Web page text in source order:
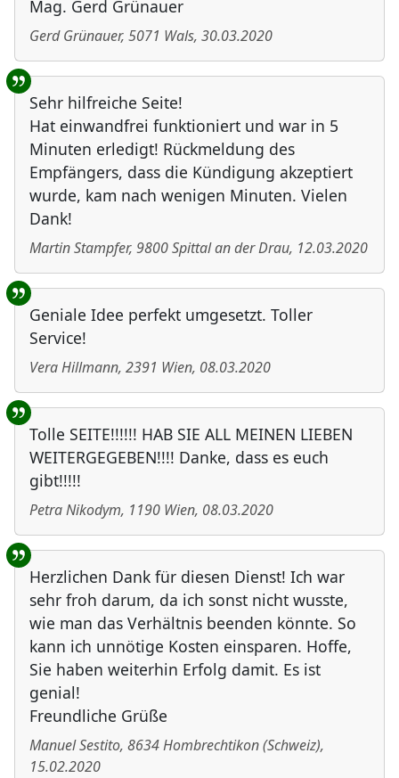
Mag. Gerd Grünauer
Gerd Grünauer, 5071 Wals, 30.03.2020
Sehr hilfreiche Seite!
Hat einwandfrei funktioniert und war in 5
Minuten erledigt! Rückmeldung des
Empfängers, dass die Kündigung akzeptiert
wurde, kam nach wenigen Minuten. Vielen
Dank!
Martin Stampfer, 9800Spittal an der Drau, 12.03.2020
Geniale Idee perfekt umgesetzt. Toller
Service!
Vera Hillmann, 2391 Wien, 08.03.2020
Tolle SEITE!!!!!! HAB SIE ALL MEINEN LIEBEN
WEITERGEGEBEN!!!! Danke, dass es euch
gibt!!!!!
Petra Nikodym, 1190 Wien, 08.03.2020
Herzlichen Dank für diesen Dienst! Ich war
sehr froh darum, da ich sonst nicht wusste,
wie man das Verhältnis beenden könnte. So
kann ich unnötige Kosten einsparen. Hoffe,
Sie haben weiterhin Erfolg damit. Es ist
genial!
Freundliche Grüße
Manuel Sestito, 8634Hombrechtikon(Schweiz),
15.02.2020